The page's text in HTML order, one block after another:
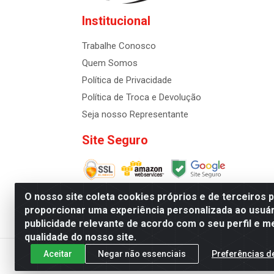
O nosso site coleta cookies próprios e de terceiros
proporcionar uma experiência personalizada ao
publicidade relevante de acordo com o seu perfil e
qualidade do nosso site.
Aceitar Negar não essenciais Preferências
Institucional
Trabalhe Conosco
Quem Somos
Política de Privacidade
Política de Troca e Devolução
Seja nosso Representante
Site Seguro
Distribuidora de